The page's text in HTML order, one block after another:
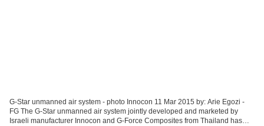
G-Star unmanned air system - photo Innocon 11 Mar 2015 by: Arie Egozi -
FG The G-Star unmanned air system jointly developed and marketed by
Israeli manufacturer Innocon and G-Force Composites from Thailand has